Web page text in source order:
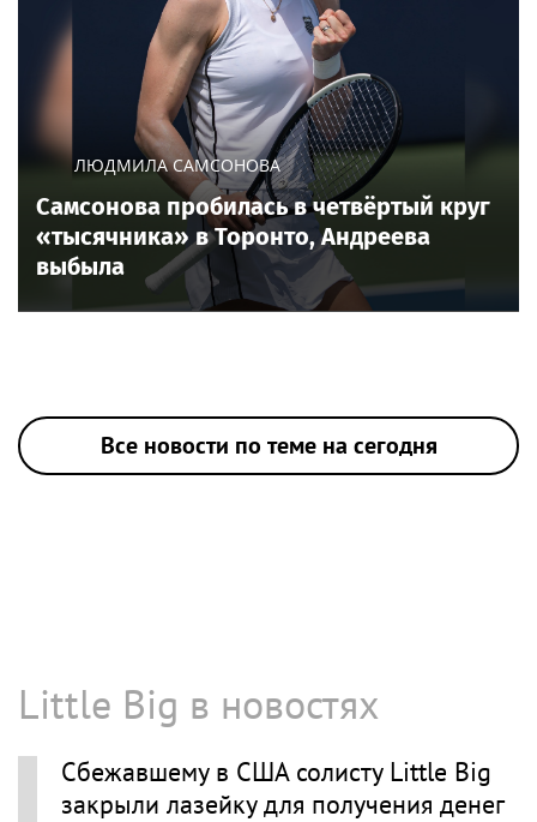
ЛЮДМИЛА САМСОНОВА
Самсонова пробилась в четвёртый круг
«тысячника» в Торонто, Андреева
выбыла
Все новости по теме на сегодня